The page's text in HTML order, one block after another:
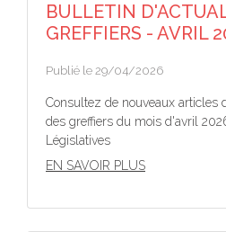
BULLETIN
GREFFIERS - AVRIL
Publié le 29/04/2026
Consultez de nouveaux articles
des greffiers du mois d'avril
Législatives
EN SAVOIR PLUS